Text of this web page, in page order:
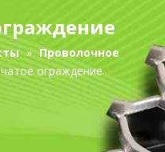
» Проволочное
ограждение